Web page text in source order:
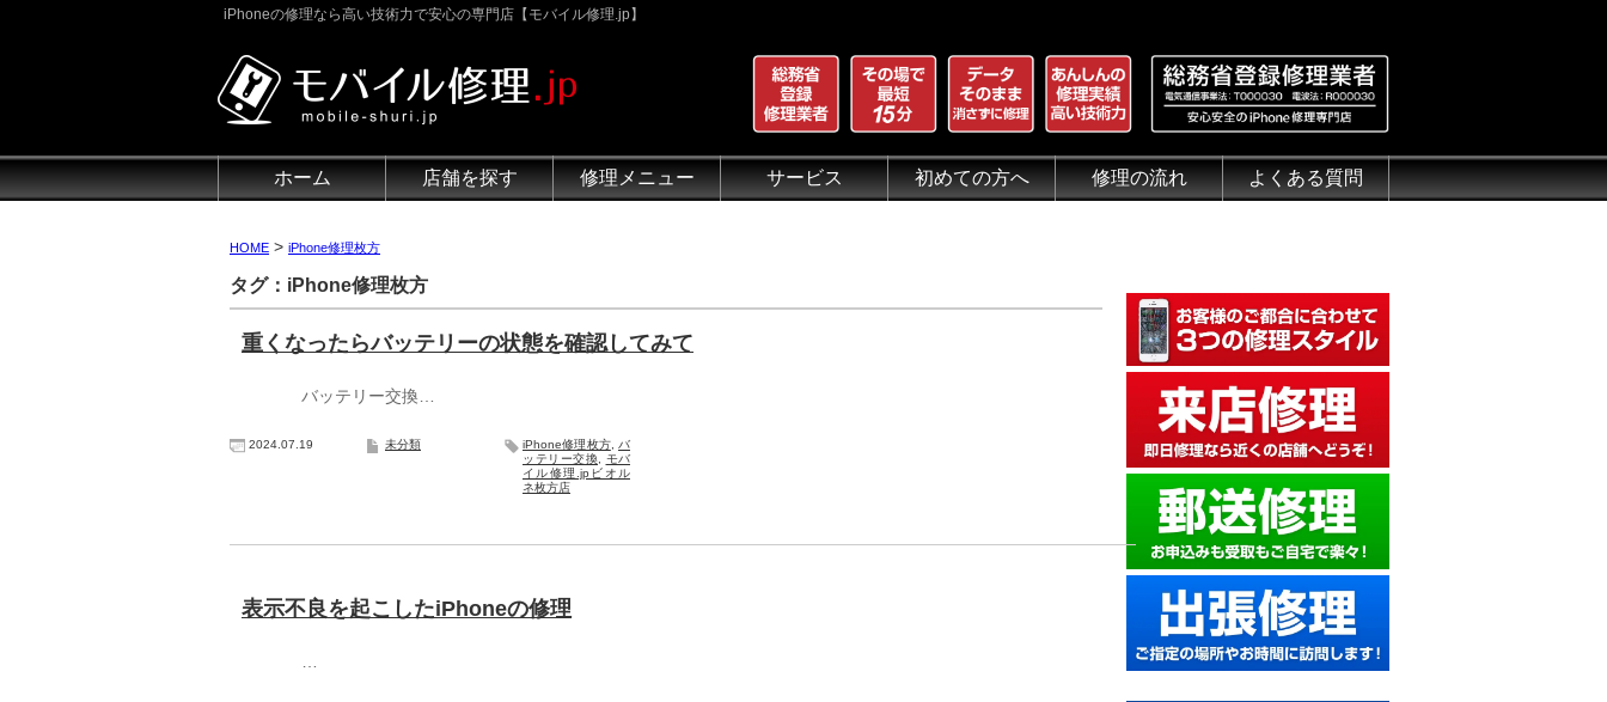
iPhoneの修理なら高い技術力で安心の専門店【モバイル修理.jp】
ホーム 店舗を探す 修理メニュー サービス 初めての方へ 修理の流れ よくある質問
HOME > iPhone修理枚方
タグ：iPhone修理枚方
重くなったらバッテリーの状態を確認してみて
バッテリー交換…
2024.07.19 未分類 iPhone修理枚方, バ
ッテリー交換
モバ
イル修理.jpビオル
ネ枚方店
表示不良を起こしたiPhoneの修理